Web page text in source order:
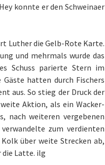
konnte er den Schweinaer
Luther die Gelb-Rote Karte.
und mehrmals wurde das
Schuss parierte Stern im
hatten durch Fischers
aus. So stieg der Druck der
Aktion, als ein Wacker-
nach weiteren vergebenen
zum verdienten
über weite Strecken ab,
die Latte. ilg